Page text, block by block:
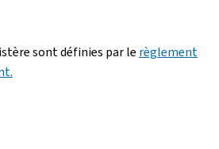
sont définies par le règlement